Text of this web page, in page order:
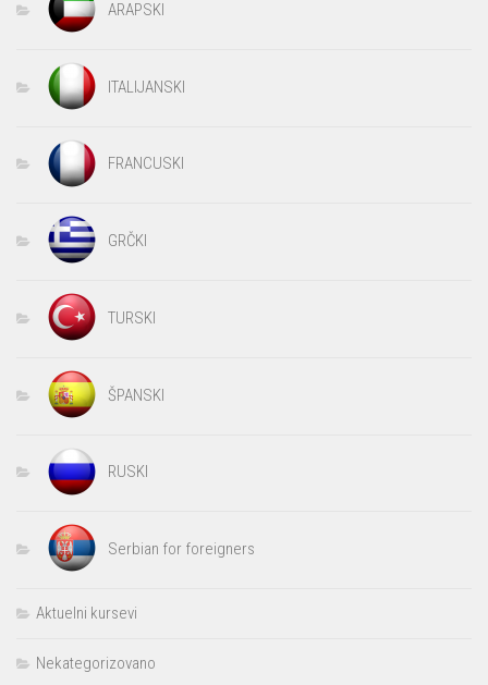
ARAPSKI
ITALIJANSKI
FRANCUSKI
GRČKI
TURSKI
ŠPANSKI
RUSKI
Serbian for foreigners
Aktuelni kursevi
Nekategorizovano